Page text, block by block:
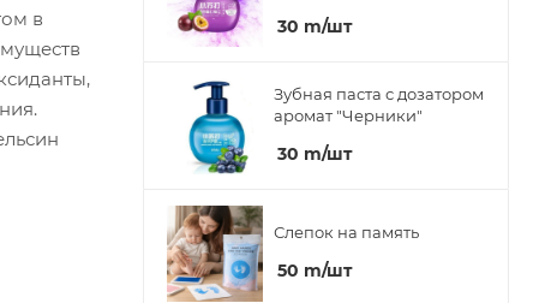
в
30 m/шт
Зубная паста с дозатором
аромат "Черники"
30 m/шт
Слепок на память
50 m/шт